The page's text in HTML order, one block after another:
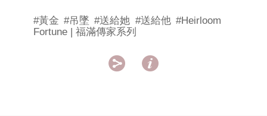
#黃金 #吊墜 #送給她 #送給他 #Heirloom
Fortune | 福滿傳家系列
 